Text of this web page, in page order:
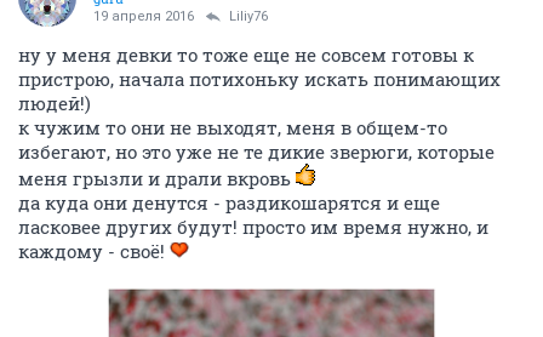
19 апреля 2016 Liliy76
ну у меня девки то тоже еще не совсем готовы к
пристрою, начала потихоньку искать понимающих
людей!)
к чужим то они не выходят, меня в общем-то
избегают, но это уже не те дикие зверюги, которые
меня грызли и драли вкровь
да куда они денутся - раздикошарятся и еще
ласковее других будут! просто им время нужно, и
каждому - своё!